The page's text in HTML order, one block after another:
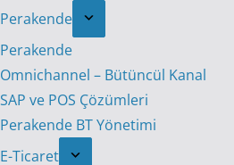
Perakende
Perakende
Omnichannel – Bütüncül Kanal
SAP ve POS Çözümleri
Perakende BT Yönetimi
E-Ticaret